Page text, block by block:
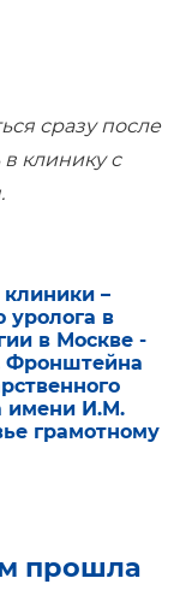
сразу после
клинику с
–
уролога в
в Москве -
Фронштейна
имени И.М.
грамотному
прошла